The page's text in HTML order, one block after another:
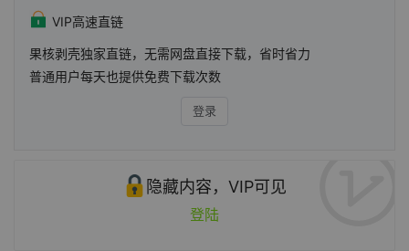
VIP高速直链
果核剥壳独家直链，无需网盘直接下载，省时省力
普通用户每天也提供免费下载次数
登录
隐藏内容，VIP可见
登陆